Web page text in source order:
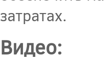
затратах.
Видео: